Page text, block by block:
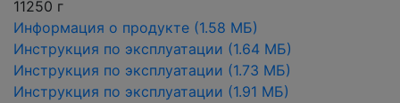
11250 г
Информация о продукте (1.58 МБ)
Инструкция по эксплуатации (1.64 МБ)
Инструкция по эксплуатации (1.73 МБ)
Инструкция по эксплуатации (1.91 МБ)